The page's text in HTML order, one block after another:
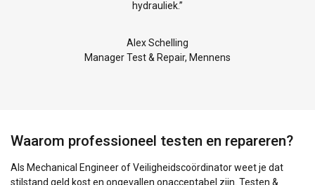
hydrauliek.”
Alex Schelling
Manager Test & Repair, Mennens
Waarom professioneel testen en repareren?
Als Mechanical Engineer of Veiligheidscoördinator weet je dat
stilstand geld kost en ongevallen onacceptabel zijn. Testen &